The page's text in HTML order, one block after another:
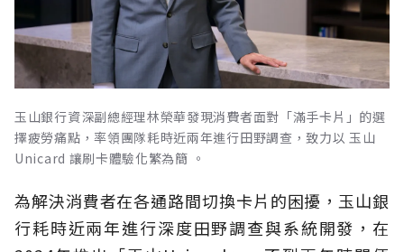
玉山銀行資深副總經理林榮華發現消費者面對「滿手卡片」的選
擇疲勞痛點，率領團隊耗時近兩年進行田野調查，致力以 玉山
Unicard 讓刷卡體驗化繁為簡 。
為解決消費者在各通路間切換卡片的困擾，玉山銀
行耗時近兩年進行深度田野調查與系統開發，在